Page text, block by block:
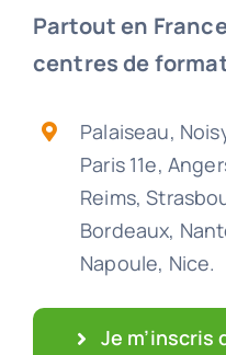
Partout en
centres de
Palaiseau,
Paris 11e,
Reims,
Bordeaux,
Napoule, Nice.
Je m’inscris